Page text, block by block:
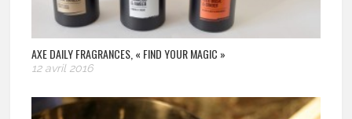
AXE DAILY FRAGRANCES, « FIND YOUR MAGIC »
12 avril 2016